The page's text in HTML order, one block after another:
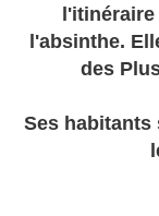
l'absinthe.
des
Ses habitants